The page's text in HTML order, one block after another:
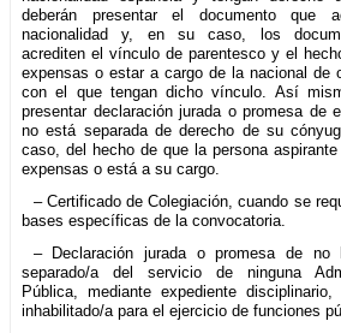
deberán presentar el documento que
nacionalidad y, en su caso, los
acrediten el vínculo de parentesco y el
expensas o estar a cargo de la nacional de
con el que tengan dicho vínculo. Así
presentar declaración jurada o promesa de
no está separada de derecho de su
caso, del hecho de que la persona
expensas o está a su cargo.
– Certificado de Colegiación, cuando se
bases específicas de la convocatoria.
– Declaración jurada o promesa de no
separado/a del servicio de ninguna
Pública, mediante expediente
inhabilitado/a para el ejercicio de funciones